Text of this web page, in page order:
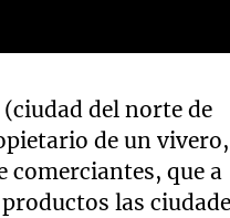
del norte de
de un
comerciantes, que a
las